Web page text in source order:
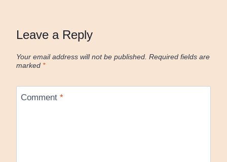
Leave a Reply
Your email address will not be published. Required fields are
marked *
Comment *